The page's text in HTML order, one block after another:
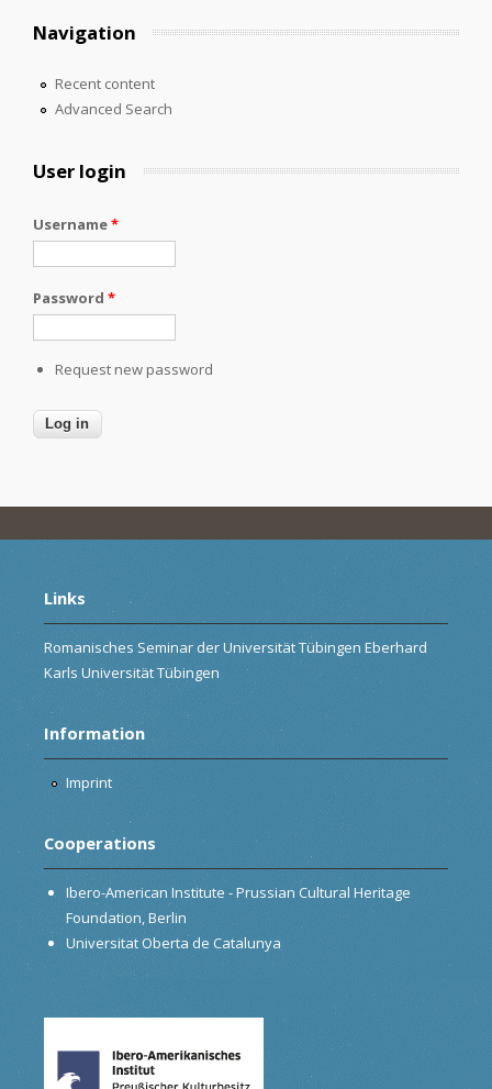
Navigation
Recent content
Advanced Search
User login
Username*
Password *
Request new password
Links
Romanisches Seminar der Universität Tübingen Eberhard
Karls Universität Tübingen
Information
Imprint
Cooperations
Ibero-American Institute - Prussian Cultural Heritage
Foundation, Berlin
Universitat Oberta de Catalunya